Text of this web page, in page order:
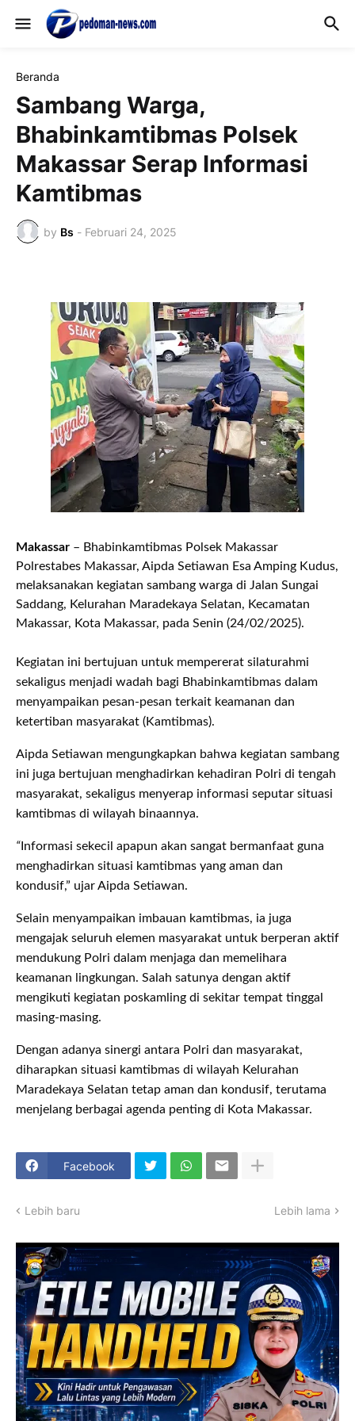
Beranda
Sambang Warga,
Bhabinkamtibmas Polsek
Makassar Serap Informasi
Kamtibmas
by Bs - Februari 24, 2025
Makassar – Bhabinkamtibmas Polsek Makassar
Polrestabes Makassar, Aipda Setiawan Esa Amping Kudus,
melaksanakan kegiatan sambang warga di Jalan Sungai
Saddang, Kelurahan Maradekaya Selatan, Kecamatan
Makassar, Kota Makassar, pada Senin (24/02/2025).
Kegiatan ini bertujuan untuk mempererat silaturahmi
sekaligus menjadi wadah bagi Bhabinkamtibmas dalam
menyampaikan pesan-pesan terkait keamanan dan
ketertiban masyarakat (Kamtibmas).
Aipda Setiawan mengungkapkan bahwa kegiatan sambang
ini juga bertujuan menghadirkan kehadiran Polri di tengah
masyarakat, sekaligus menyerap informasi seputar situasi
kamtibmas di wilayah binaannya.
“ Informasi sekecil apapun akan sangat bermanfaat guna
menghadirkan situasi kamtibmas yang aman dan
kondusif,” ujar Aipda Setiawan.
Selain menyampaikan imbauan kamtibmas, ia juga
mengajak seluruh elemen masyarakat untuk berperan aktif
mendukung Polri dalam menjaga dan memelihara
keamanan lingkungan. Salah satunya dengan aktif
mengikuti kegiatan poskamling di sekitar tempat tinggal
masing-masing.
Dengan adanya sinergi antara Polri dan masyarakat,
diharapkan situasi kamtibmas di wilayah Kelurahan
Maradekaya Selatan tetap aman dan kondusif, terutama
menjelang berbagai agenda penting di Kota Makassar.
Facebook
Lebih baru Lebih lama